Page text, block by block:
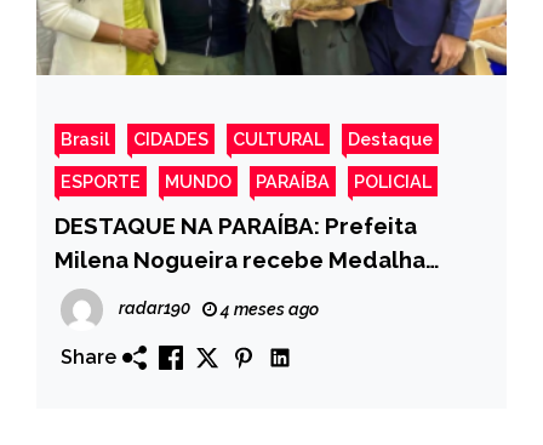
Brasil CIDADES CULTURAL Destaque
ESPORTE MUNDO PARAÍBA POLICIAL
DESTAQUE NA PARAÍBA: Prefeita
Milena Nogueira recebe Medalha
Epitácio Pessoa na Assembleia
Legislativa
radar190 4 meses ago
Share